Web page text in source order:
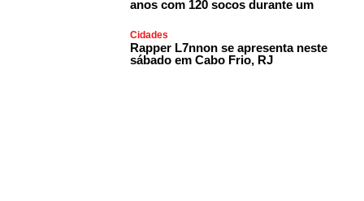
anos com 120 socos durante um
Cidades
Rapper L7nnon se apresenta neste
sábado em Cabo Frio, RJ